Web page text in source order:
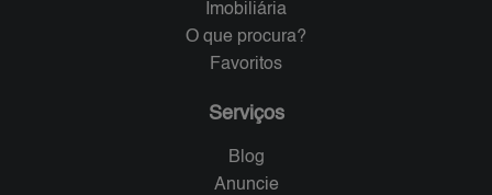
Imobiliária
O que procura?
Favoritos
Serviços
Blog
Anuncie